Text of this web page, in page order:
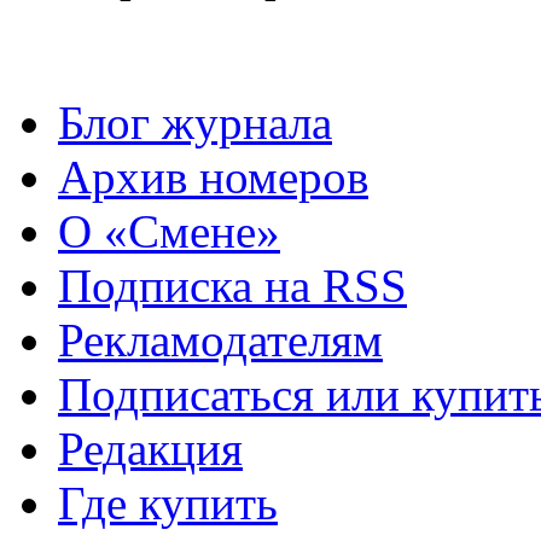
Блог журнала
Архив номеров
О «Смене»
Подписка на RSS
Рекламодателям
Подписаться или
Редакция
Где купить